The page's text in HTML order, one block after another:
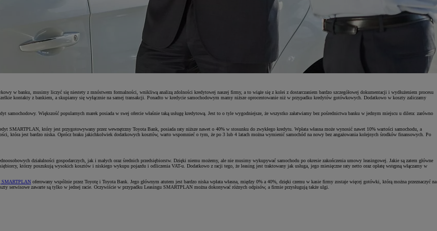
w banku, musimy liczyć się niestety z mnóstwem formalności, wnikliwą analizą zdolności kredytowej naszej firmy, a to wiąże się z kolei z dostarczaniem bardzo szczegółowej dokumentacji i wydłużeniem procesu
kontakty z bankiem, a skupiamy się wyłącznie na samej transakcji. Ponadto w kredycie samochodowym mamy niższe oprocentowanie niż w przypadku kredytów gotówkowych. Dodatkowo w koszty zaliczamy
samochodowy. Większość popularnych marek posiada w swej ofercie właśnie taką usługę kredytową. Jest to o tyle wygodniejsze, że wszystko załatwiamy bez pośrednictwa banku w jednym miejscu u dilera: zarówno
SMARTPLAN, który jest przygotowywany przez wewnętrzny Toyota Bank, posiada raty niższe nawet o 40% w stosunku do zwykłego kredytu. Wpłata własna może wynosić nawet 10% wartości samochodu, a
która jest bardzo niska. Oprócz braku jakichkolwiek dodatkowych kosztów, warto wspomnieć o tym, że po 3 lub 4 latach można wymienić samochód na nowy bez angażowania kolejnych środków finansowych. Po
działalności gospodarczych, jak i małych oraz średnich przedsiębiorstw. Dzięki niemu możemy, ale nie musimy wykupywać samochodu po okresie zakończenia umowy leasingowej. Jakie są zatem główne
którzy poszukują wysokich kosztów i niskiego wykupu pojazdu i odliczenia VAT-u. Dodatkowo z racji tego, że leasing jest traktowany jak usługa, jego miesięczne raty netto oraz opłatę wstępną włączamy w
SMARTPLAN oferowany wspólnie przez Toyotę i Toyota Bank. Jego głównym atutem jest bardzo niska wpłata własna, między 0% a 40%, dzięki czemu w kasie firmy zostaje więcej gotówki, którą można przeznaczyć na
serwisowe zawarte są tylko w jednej racie. Oczywiście w przypadku Leasingu SMARTPLAN można dokonywać różnych odpisów, a firmie przysługują także ulgi.